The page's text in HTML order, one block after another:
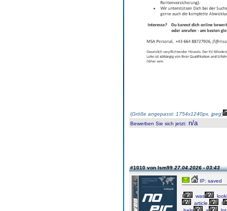
(Größe angepasst: 1754x1240px, jpeg)
Bewerben Sie sich jetzt: n/a
#1010 von lsm9927.04.2026 - 03:43
IP: saved
I was
article.
I